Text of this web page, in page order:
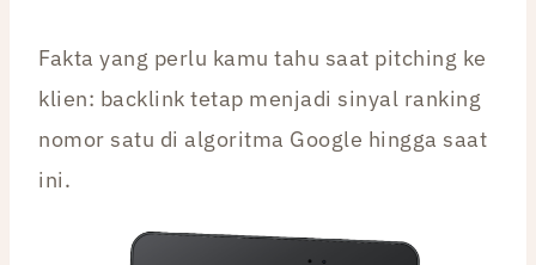
Fakta yang perlu kamu tahu saat pitching ke
klien: backlink tetap menjadi sinyal ranking
nomor satu di algoritma Google hingga saat
ini.